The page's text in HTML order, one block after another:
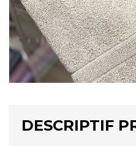
DESCRIPTIF